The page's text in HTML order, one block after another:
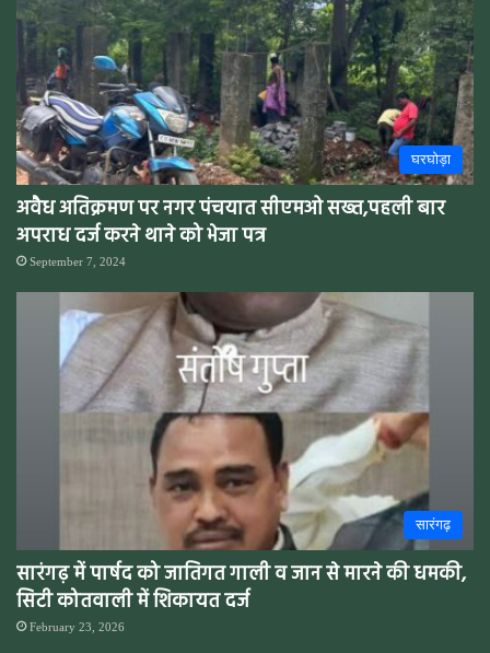
घरघोड़ा
अवैध अतिक्रमण पर नगर पंचयात सीएमओ सख्त,पहली बार
अपराध दर्ज करने थाने को भेजा पत्र
September 7, 2024
सारंगढ़
सारंगढ़ में पार्षद को जातिगत गाली व जान से मारने की धमकी,
सिटी कोतवाली में शिकायत दर्ज
February 23, 2026